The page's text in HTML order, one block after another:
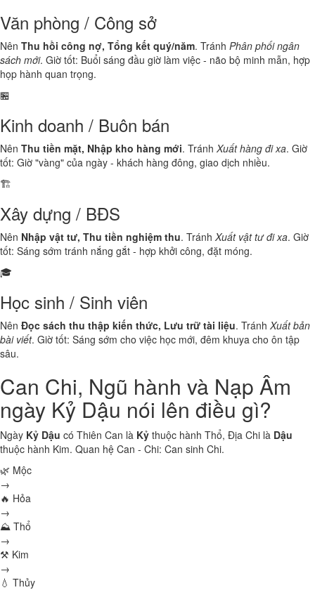
Văn phòng / Công sở
Nên Thu hồi công nợ, Tổng kết quý/năm. Tránh Phân phối ngân
sách mới. Giờ tốt: Buổi sáng đầu giờ làm việc - não bộ minh mẫn, hợp
họp hành quan trọng.
🏪
Kinh doanh / Buôn bán
Nên Thu tiền mặt, Nhập kho hàng mới. Tránh Xuất hàng đi xa. Giờ
tốt: Giờ "vàng" của ngày - khách hàng đông, giao dịch nhiều.
🏗️
Xây dựng / BĐS
Nên Nhập vật tư, Thu tiền nghiệm thu. Tránh Xuất vật tư đi xa. Giờ
tốt: Sáng sớm tránh nắng gắt - hợp khởi công, đặt móng.
🎓
Học sinh / Sinh viên
Nên Đọc sách thu thập kiến thức, Lưu trữ tài liệu. Tránh Xuất bản
bài viết. Giờ tốt: Sáng sớm cho việc học mới, đêm khuya cho ôn tập
sâu.
Can Chi, Ngũ hành và Nạp Âm
ngày Kỷ Dậu nói lên điều gì?
Ngày Kỷ Dậu có Thiên Can là Kỷ thuộc hành Thổ, Địa Chi là Dậu
thuộc hành Kim. Quan hệ Can - Chi: Can sinh Chi.
🌿 Mộc
→
🔥 Hỏa
→
⛰ Thổ
→
⚒ Kim
→
💧 Thủy